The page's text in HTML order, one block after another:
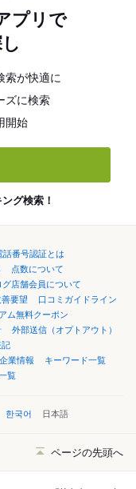
プリで
索が快適に
ズに検索
開始
グ検索！
話番号認証とは
点数について
グ店舗会員について
要望
口コミガイドライン
ム無料クーポン
外部送信（オプトアウト）
記
企業情報
キーワード一覧
覧
한국어 日本語
ページの先頭へ